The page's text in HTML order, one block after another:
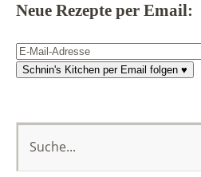
Neue Rezepte per Email:
E-
Mail-
Schnin's Kitchen per Email folgen ♥